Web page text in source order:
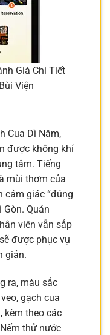
Giá Chi Tiết
Viện
Cua Dì Năm,
được không khí
tâm. Tiếng
mùi thơm của
cảm giác “đúng
Quán
viên vẫn sắp
được phục vụ
giản.
ra, màu sắc
gạch cua
kèm theo các
thử nước